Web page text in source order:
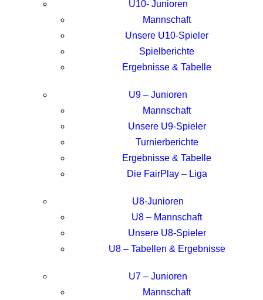
U10- Junioren
Mannschaft
Unsere U10-Spieler
Spielberichte
Ergebnisse & Tabelle
U9 – Junioren
Mannschaft
Unsere U9-Spieler
Turnierberichte
Ergebnisse & Tabelle
Die FairPlay – Liga
U8-Junioren
U8 – Mannschaft
Unsere U8-Spieler
U8 – Tabellen & Ergebnisse
U7 – Junioren
Mannschaft